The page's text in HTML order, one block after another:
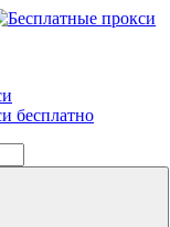
бесплатно